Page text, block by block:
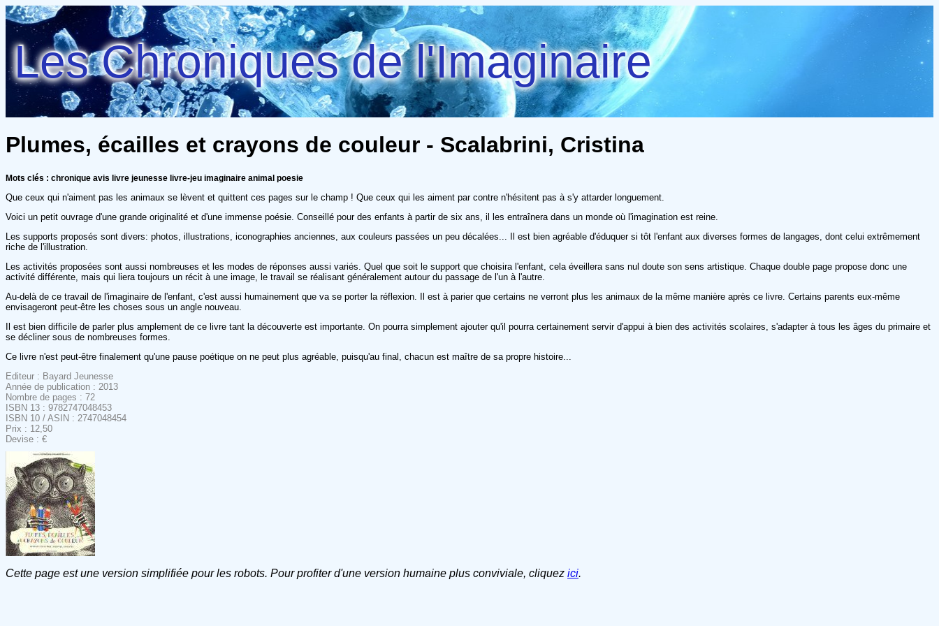
Les Chroniques de l'Imaginaire
Plumes, écailles et crayons de couleur - Scalabrini, Cristina
Mots clés : chronique avis livre jeunesse livre-jeu imaginaire animal poesie
Que ceux qui n'aiment pas les animaux se lèvent et quittent ces pages sur le champ ! Que ceux qui les aiment par contre n'hésitent pas à s'y attarder longuement.
Voici un petit ouvrage d'une grande originalité et d'une immense poésie. Conseillé pour des enfants à partir de six ans, il les entraînera dans un monde où l'imagination est reine.
Les supports proposés sont divers: photos, illustrations, iconographies anciennes, aux couleurs passées un peu décalées... Il est bien agréable d'éduquer si tôt l'enfant aux diverses formes de langages, dont celui extrêmement
riche de l'illustration.
Les activités proposées sont aussi nombreuses et les modes de réponses aussi variés. Quel que soit le support que choisira l'enfant, cela éveillera sans nul doute son sens artistique. Chaque double page propose donc une
activité différente, mais qui liera toujours un récit à une image, le travail se réalisant généralement autour du passage de l'un à l'autre.
Au-delà de ce travail de l'imaginaire de l'enfant, c'est aussi humainement que va se porter la réflexion. Il est à parier que certains ne verront plus les animaux de la même manière après ce livre. Certains parents eux-même
envisageront peut-être les choses sous un angle nouveau.
Il est bien difficile de parler plus amplement de ce livre tant la découverte est importante. On pourra simplement ajouter qu'il pourra certainement servir d'appui à bien des activités scolaires, s'adapter à tous les âges du primaire et
se décliner sous de nombreuses formes.
Ce livre n'est peut-être finalement qu'une pause poétique on ne peut plus agréable, puisqu'au final, chacun est maître de sa propre histoire...
Editeur : Bayard Jeunesse
Année de publication : 2013
Nombre de pages : 72
ISBN 13 : 9782747048453
ISBN 10 / ASIN : 2747048454
Prix : 12,50
Devise : €
Cette page est une version simplifiée pour les robots. Pour profiter d'une version humaine plus conviviale, cliquez ici.